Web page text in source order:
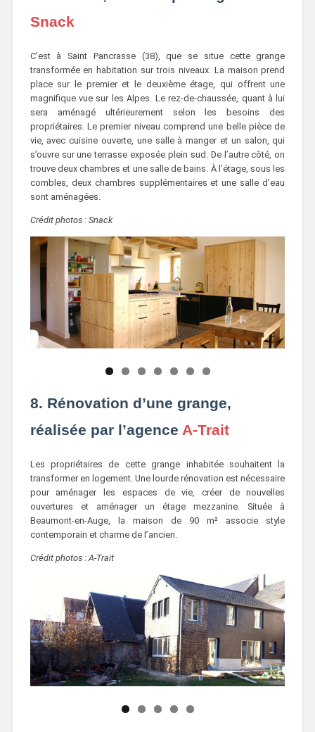
Snack
C’est à Saint Pancrasse (38), que se situe cette grange
transformée en habitation sur trois niveaux. La maison prend
place sur le premier et le deuxième étage, qui offrent une
magnifique vue sur les Alpes. Le rez-de-chaussée, quant à lui
sera aménagé ultérieurement selon les besoins des
propriétaires. Le premier niveau comprend une belle pièce de
vie, avec cuisine ouverte, une salle à manger et un salon, qui
s’ouvre sur une terrasse exposée plein sud. De l’autre côté, on
trouve deux chambres et une salle de bains. À l’étage, sous les
combles, deux chambres supplémentaires et une salle d’eau
sont aménagées.
Crédit photos : Snack
8. Rénovation d’une grange,
réalisée par l’agence A-Trait
Les propriétaires de cette grange inhabitée souhaitent la
transformer en logement. Une lourde rénovation est nécessaire
pour aménager les espaces de vie, créer de nouvelles
ouvertures et aménager un étage mezzanine. Située à
Beaumont-en-Auge, la maison de 90 m² associe style
contemporain et charme de l’ancien.
Crédit photos : A-Trait